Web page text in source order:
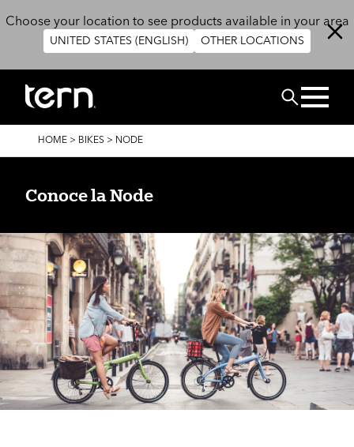
Choose your location to see products available in your area
UNITED STATES (ENGLISH) OTHER LOCATIONS
BUSCAR
BREADCRUMB
HOME > BIKES > NODE
Conoce la Node